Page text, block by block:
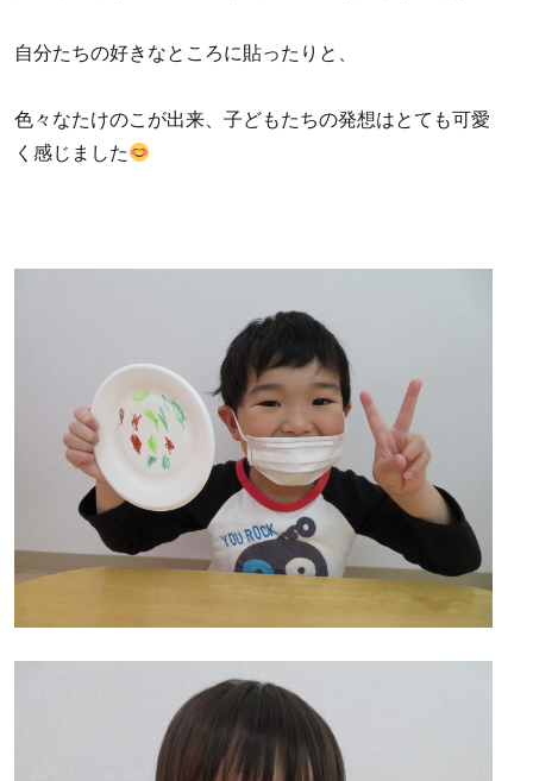
自分たちの好きなところに貼ったりと、
色々なたけのこが出来、子どもたちの発想はとても可愛
く感じました